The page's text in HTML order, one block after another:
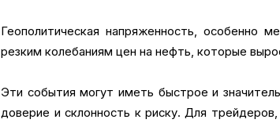
Геополитическая напряженность,
резким колебаниям цен на нефть, которые
Эти события могут иметь быстрое и
доверие и склонность к риску. Для